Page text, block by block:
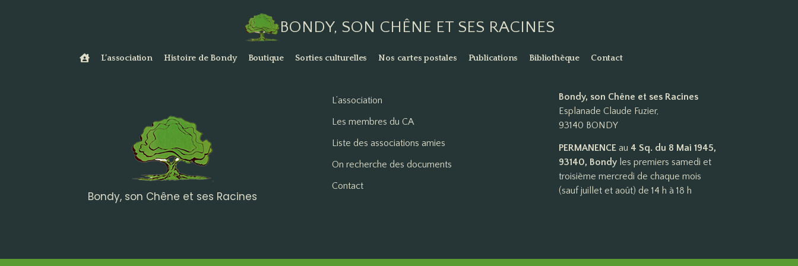
BONDY, SON CHÊNE ET SES RACINES
L’association Histoire de Bondy Boutique Sorties culturelles Nos cartes postales Publications Bibliothèque Contact
Bondy, son Chêne et ses Racines
L’association
Les membres du CA
Liste des associations amies
On recherche des documents
Contact
Bondy, son Chêne et ses Racines
Esplanade Claude Fuzier,
93140 BONDY
PERMANENCEau 4 Sq. du 8 Mai 1945,
93140, Bondyles premiers samedi et
troisième mercredi de chaque mois
(sauf juillet et août) de 14 h à 18 h